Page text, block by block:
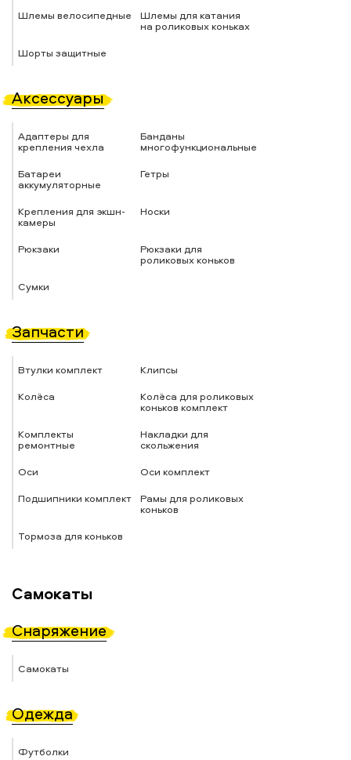
Шлемы велосипедные
Шлемы для катания
на роликовых коньках
Шорты защитные
Аксессуары
Адаптеры для
крепления чехла
Банданы
многофункциональные
Батареи
аккумуляторные
Гетры
Крепления для экшн-
камеры
Носки
Рюкзаки Рюкзаки для
роликовых коньков
Сумки
Запчасти
Втулки комплект
Клипсы
Колёса
Колёса для роликовых
коньков комплект
Комплекты
ремонтные
Накладки для
скольжения
Оси
Оси комплект
Подшипники комплект
Рамы для роликовых
коньков
Тормоза для коньков
Самокаты
Снаряжение
Самокаты
Одежда
Футболки